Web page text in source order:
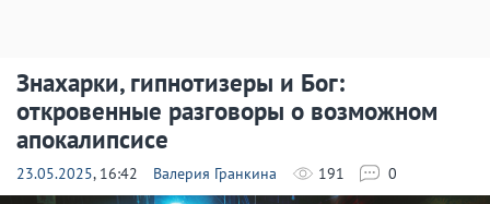
Знахарки, гипнотизеры и Бог:
откровенные разговоры о возможном
апокалипсисе
23.05.2025, 16:42 Валерия Гранкина 191 0